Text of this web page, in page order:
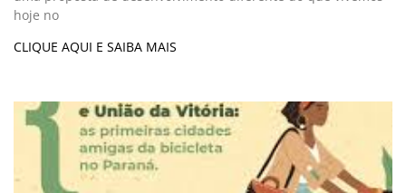
hoje no
CLIQUE AQUI E SAIBA MAIS